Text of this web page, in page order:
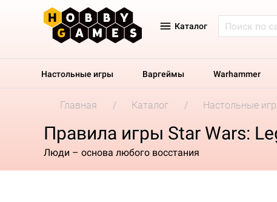
Каталог
Настольные игры Варгеймы Warhammer
Главная Каталог Настольные
Правила игры Star Wars:
Люди – основа любого восстания